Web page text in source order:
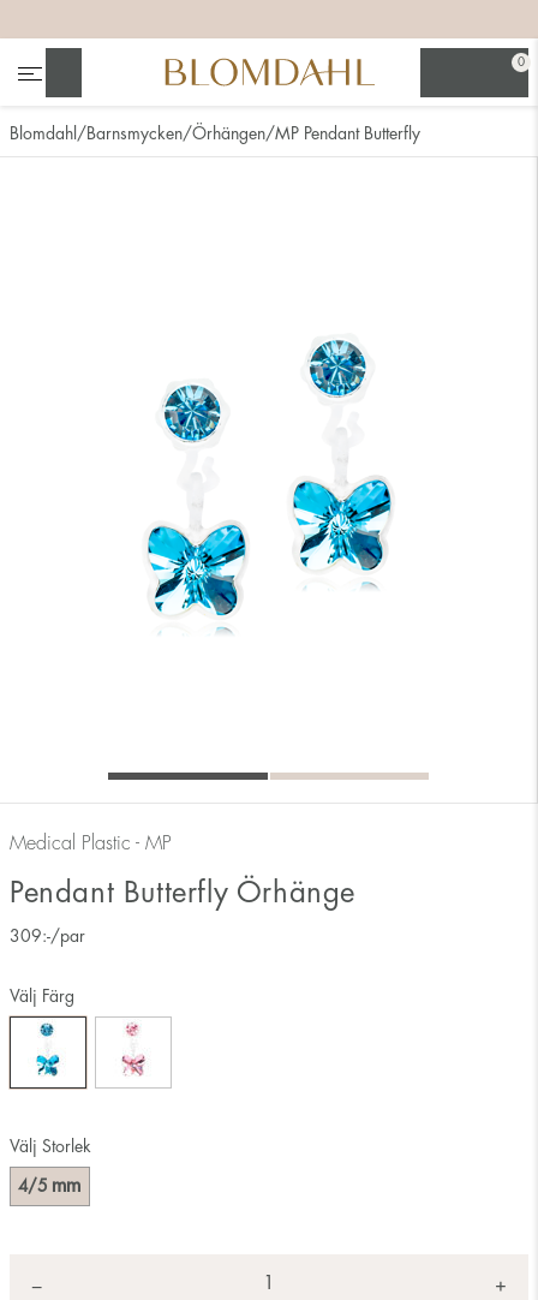
0
Blomdahl Barnsmycken Örhängen MP Pendant Butterfly
Medical Plastic - MP
Pendant Butterfly Örhänge
309:-/par
Välj Storlek
4/5 mm
Välj Färg
− +